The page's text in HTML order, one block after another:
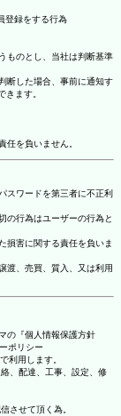
登録をする行為
ものとし、当社は判断基準
断した場合、事前に通知す
きます。
任を負いません。
スワードを第三者に不正利
の行為はユーザーの行為と
損害に関する責任を負いま
渡、売買、質入、又は利用
の『個人情報保護方針
ポリシー
利用します。
、配達、工事、設定、修
させて頂く為。